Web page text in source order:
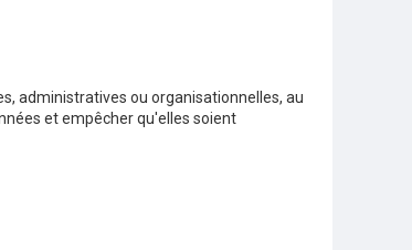
administratives ou organisationnelles, au
et empêcher qu'elles soient